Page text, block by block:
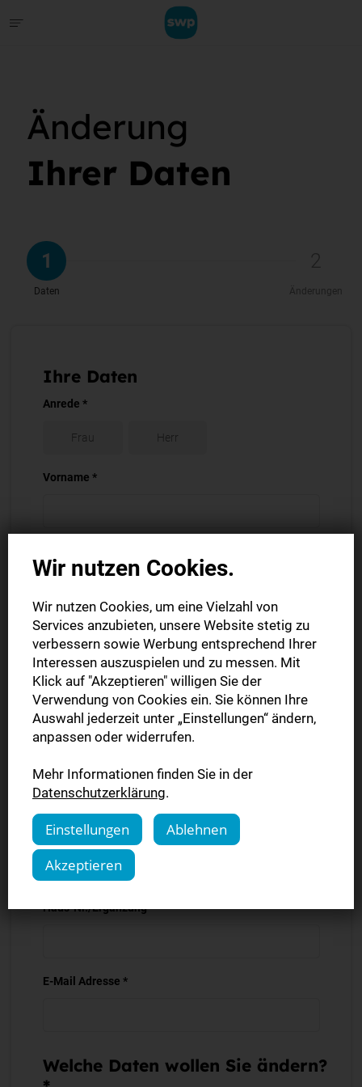
Änderung
Ihrer Daten
1
Daten
2
Änderungen
Ihre Daten
Anrede *
Frau Herr
Vorname *
Firma
PLZ *
Straße *
Haus-Nr./Ergänzung *
E-Mail Adresse *
Welche Daten wollen Sie ändern?
Wir nutzen Cookies.
Wir nutzen Cookies, um eine Vielzahl von
Services anzubieten, unsere Website stetig zu
verbessern sowie Werbung entsprechend Ihrer
Interessen auszuspielen und zu messen. Mit
Klick auf "Akzeptieren" willigen Sie der
Verwendung von Cookies ein. Sie können Ihre
Auswahl jederzeit unter „Einstellungen“ ändern,
anpassen oder widerrufen.
Mehr Informationen finden Sie in der
Datenschutzerklärung.
Einstellungen
Ablehnen
Akzeptieren